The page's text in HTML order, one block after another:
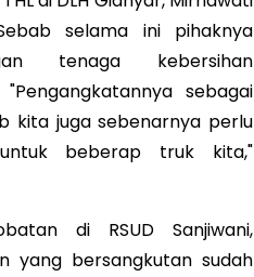
selama ini pihaknya
tenaga kebersihan
sebagai
kita juga sebenarnya perlu
beberap truk kita,"
di RSUD Sanjiwani,
yang bersangkutan sudah